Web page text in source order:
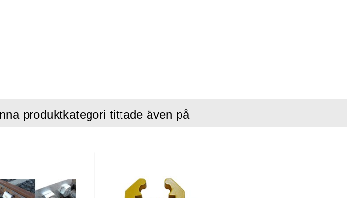
produktkategori tittade även på